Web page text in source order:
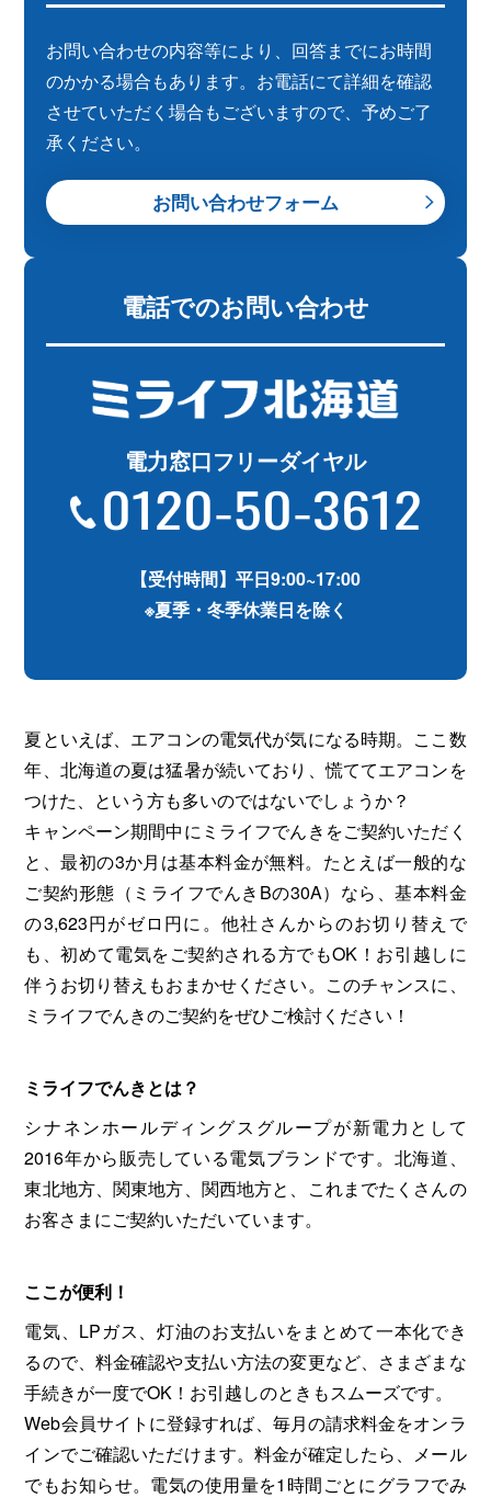
お問い合わせの内容等により、回答までにお時間
のかかる場合もあります。お電話にて詳細を確認
させていただく場合もございますので、予めご了
承ください。
お問い合わせフォーム
電話でのお問い合わせ
電力窓口フリーダイヤル
0120-50-3612
【受付時間】平日9:00~17:00
※夏季・冬季休業日を除く
夏といえば、エアコンの電気代が気になる時期。ここ数
年、北海道の夏は猛暑が続いており、慌ててエアコンを
つけた、という方も多いのではないでしょうか？
キャンペーン期間中にミライフでんきをご契約いただく
と、最初の3か月は基本料金が無料。たとえば一般的な
ご契約形態（ミライフでんきBの30A）なら、基本料金
の3,623円がゼロ円に。他社さんからのお切り替えで
も、初めて電気をご契約される方でもOK！お引越しに
伴うお切り替えもおまかせください。このチャンスに、
ミライフでんきのご契約をぜひご検討ください！
ミライフでんきとは？
シナネンホールディングスグループが新電力として
2016年から販売している電気ブランドです。北海道、
東北地方、関東地方、関西地方と、これまでたくさんの
お客さまにご契約いただいています。
ここが便利！
電気、LPガス、灯油のお支払いをまとめて一本化でき
るので、料金確認や支払い方法の変更など、さまざまな
手続きが一度でOK！お引越しのときもスムーズです。
Web会員サイトに登録すれば、毎月の請求料金をオンラ
インでご確認いただけます。料金が確定したら、メール
でもお知らせ。電気の使用量を1時間ごとにグラフでみ